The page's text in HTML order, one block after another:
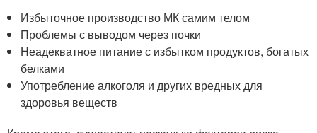
Избыточное производство МК самим телом
Проблемы с выводом через почки
Неадекватное питание с избытком продуктов, богатых
белками
Употребление алкоголя и других вредных для
здоровья веществ